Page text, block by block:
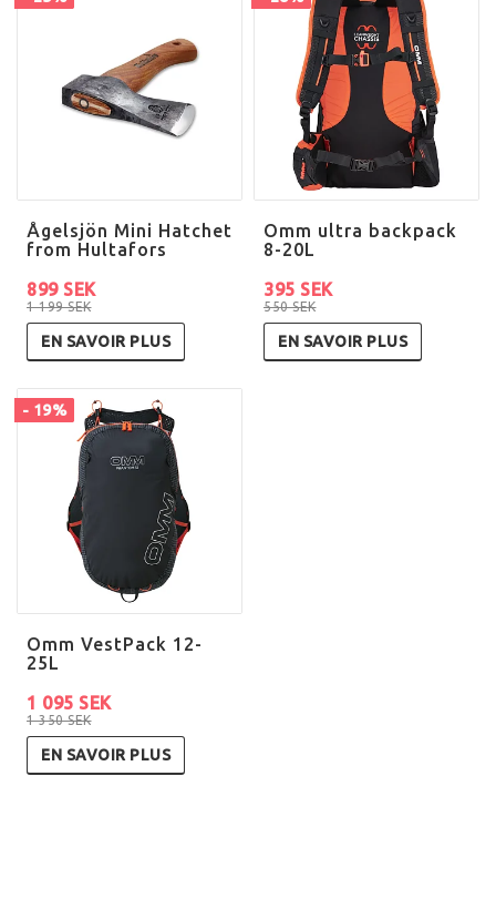
Ågelsjön Mini Hatchet
from Hultafors
1 199 SEK
899 SEK
EN SAVOIR PLUS
Omm ultra backpack
8-20L
550 SEK
395 SEK
EN SAVOIR PLUS
- 19%
Omm VestPack 12-
25L
1 350 SEK
1 095 SEK
EN SAVOIR PLUS